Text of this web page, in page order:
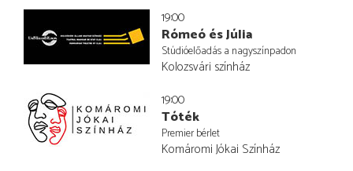
19:00
Rómeó és Júlia
Stúdióelőadás a nagyszínpadon
Kolozsvári színház
19:00
Tóték
Premier bérlet
Komáromi Jókai Színház